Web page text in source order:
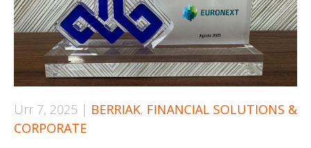
Urr 7, 2025 | BERRIAK, FINANCIAL SOLUTIONS &
CORPORATE